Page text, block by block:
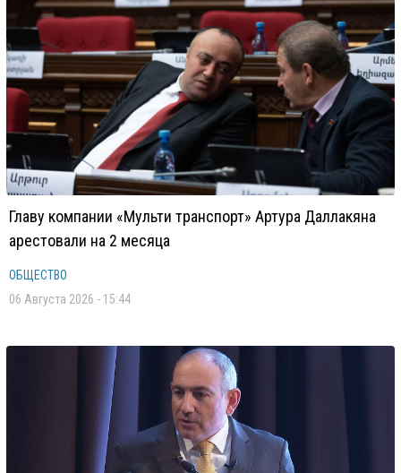
Главу компании «Мульти транспорт» Артура Даллакяна
арестовали на 2 месяца
ОБЩЕСТВО
06 Августа 2026 - 15:44